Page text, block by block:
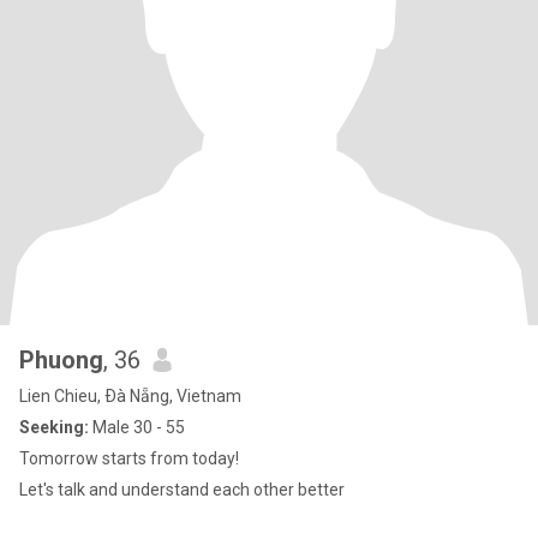
Phuong, 36
Lien Chieu, Ðà Nẵng, Vietnam
Seeking: Male 30 - 55
Tomorrow starts from today!
Let's talk and understand each other better